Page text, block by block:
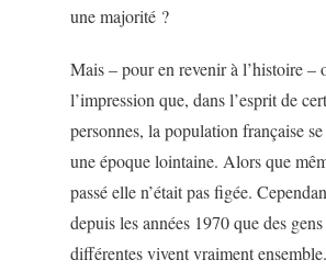
une majorité ?
Mais – pour en revenir à l’histoire –
l’impression que, dans l’esprit de
personnes, la population française
une époque lointaine. Alors que
passé elle n’était pas figée.
depuis les années 1970 que des
différentes vivent vraiment